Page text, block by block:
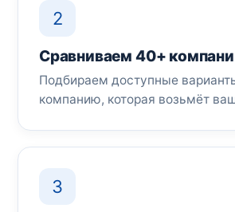
2
Сравниваем 40+
Подбираем доступные
компанию, которая возьмёт
3